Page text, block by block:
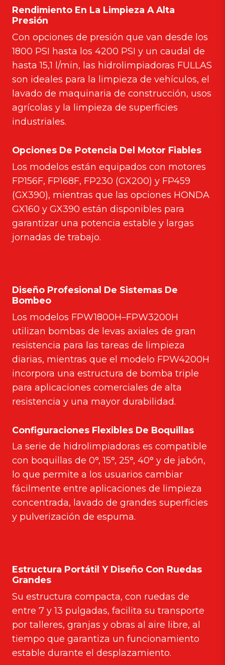
Rendimiento En La Limpieza A Alta
Presión
Con opciones de presión que van desde los
1800 PSI hasta los 4200 PSI y un caudal de
hasta 15,1 l/min, las hidrolimpiadoras FULLAS
son ideales para la limpieza de vehículos, el
lavado de maquinaria de construcción, usos
agrícolas y la limpieza de superficies
industriales.
Opciones De Potencia Del Motor Fiables
Los modelos están equipados con motores
FP156F, FP168F, FP230 (GX200) y FP459
(GX390), mientras que las opciones HONDA
GX160 y GX390 están disponibles para
garantizar una potencia estable y largas
jornadas de trabajo.
Diseño Profesional De Sistemas De
Bombeo
Los modelos FPW1800H–FPW3200H
utilizan bombas de levas axiales de gran
resistencia para las tareas de limpieza
diarias, mientras que el modelo FPW4200H
incorpora una estructura de bomba triple
para aplicaciones comerciales de alta
resistencia y una mayor durabilidad.
Configuraciones Flexibles De Boquillas
La serie de hidrolimpiadoras es compatible
con boquillas de 0°, 15°, 25°, 40° y de jabón,
lo que permite a los usuarios cambiar
fácilmente entre aplicaciones de limpieza
concentrada, lavado de grandes superficies
y pulverización de espuma.
Estructura Portátil Y Diseño Con Ruedas
Grandes
Su estructura compacta, con ruedas de
entre 7 y 13 pulgadas, facilita su transporte
por talleres, granjas y obras al aire libre, al
tiempo que garantiza un funcionamiento
estable durante el desplazamiento.